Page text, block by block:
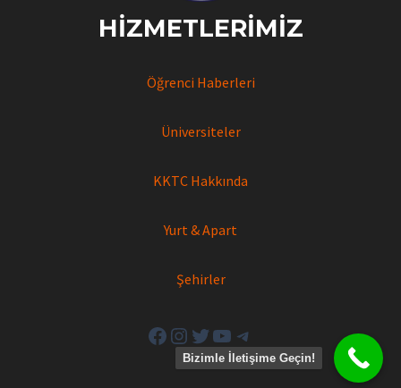
HIZMETLERIMIZ
Öğrenci Haberleri
Üniversiteler
KKTC Hakkında
Yurt & Apart
Şehirler
Facebook
Instagram
Twitter
YouTube
Telegram
Bizimle İletişime Geçin!